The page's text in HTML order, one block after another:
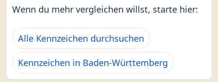
Wenn du mehr vergleichen willst, starte hier:
Alle Kennzeichen durchsuchen
Kennzeichen in Baden-Württemberg